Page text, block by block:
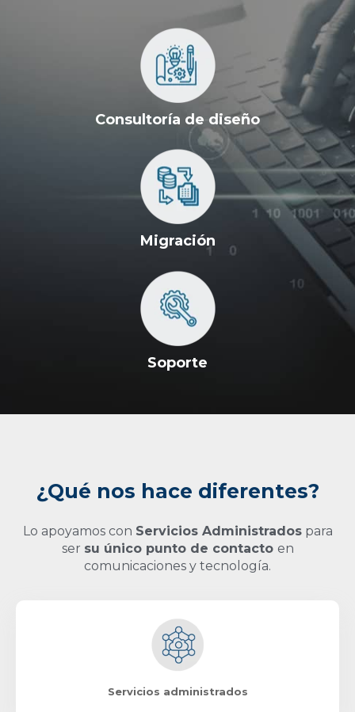
Consultoría de diseño
Migración
Soporte
¿Qué nos hace diferentes?
Lo apoyamos con Servicios Administradospara
ser su único punto de contacto en
comunicaciones y tecnología.
Servicios administrados